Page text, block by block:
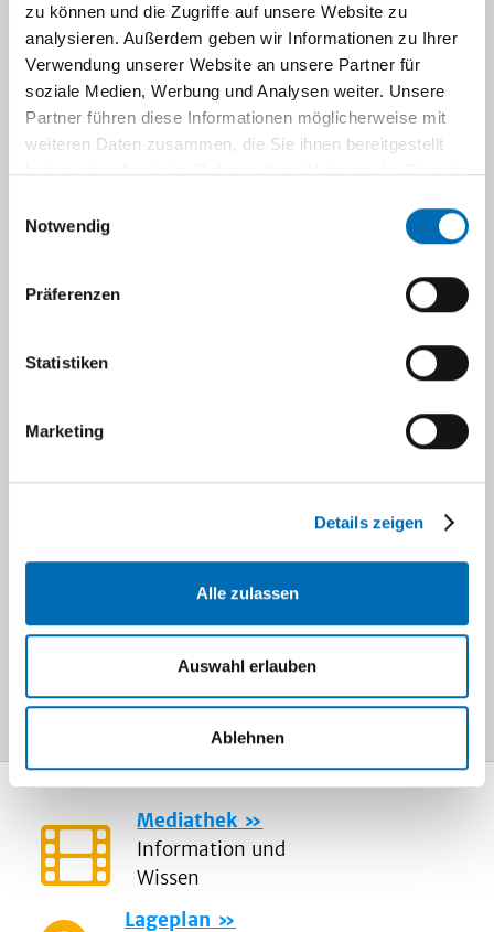
zu können und die Zugriffe auf unsere Website zu
analysieren. Außerdem geben wir Informationen zu Ihrer
Verwendung unserer Website an unsere Partner für
soziale Medien, Werbung und Analysen weiter. Unsere
Partner führen diese Informationen möglicherweise mit
weiteren Daten zusammen, die Sie ihnen bereitgestellt
haben oder die sie im Rahmen Ihrer Nutzung der Dienste
Notwendig
Präferenzen
Statistiken
Marketing
Details zeigen
Alle zulassen
Auswahl erlauben
Ablehnen
Publikationen seit
2016
Promovieren in GTE
In verschiedenen thematischen Arbeitsgruppen
Forschungskompetenzen gebündelt.
Dissertation Studies
Pharmazie- und
Naturwissenschaftsgeschichte
Prize Studies
Mediathek
Information und
Wissen
Lageplan